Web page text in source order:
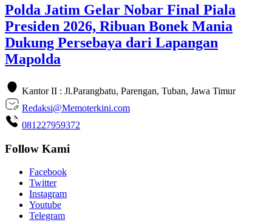
Polda Jatim Gelar Nobar Final Piala
Presiden 2026, Ribuan Bonek Mania
Dukung Persebaya dari Lapangan
Mapolda
Kantor II : Jl.Parangbatu, Parengan, Tuban, Jawa Timur
Redaksi@Memoterkini.com
081227959372
Follow Kami
Facebook
Twitter
Instagram
Youtube
Telegram